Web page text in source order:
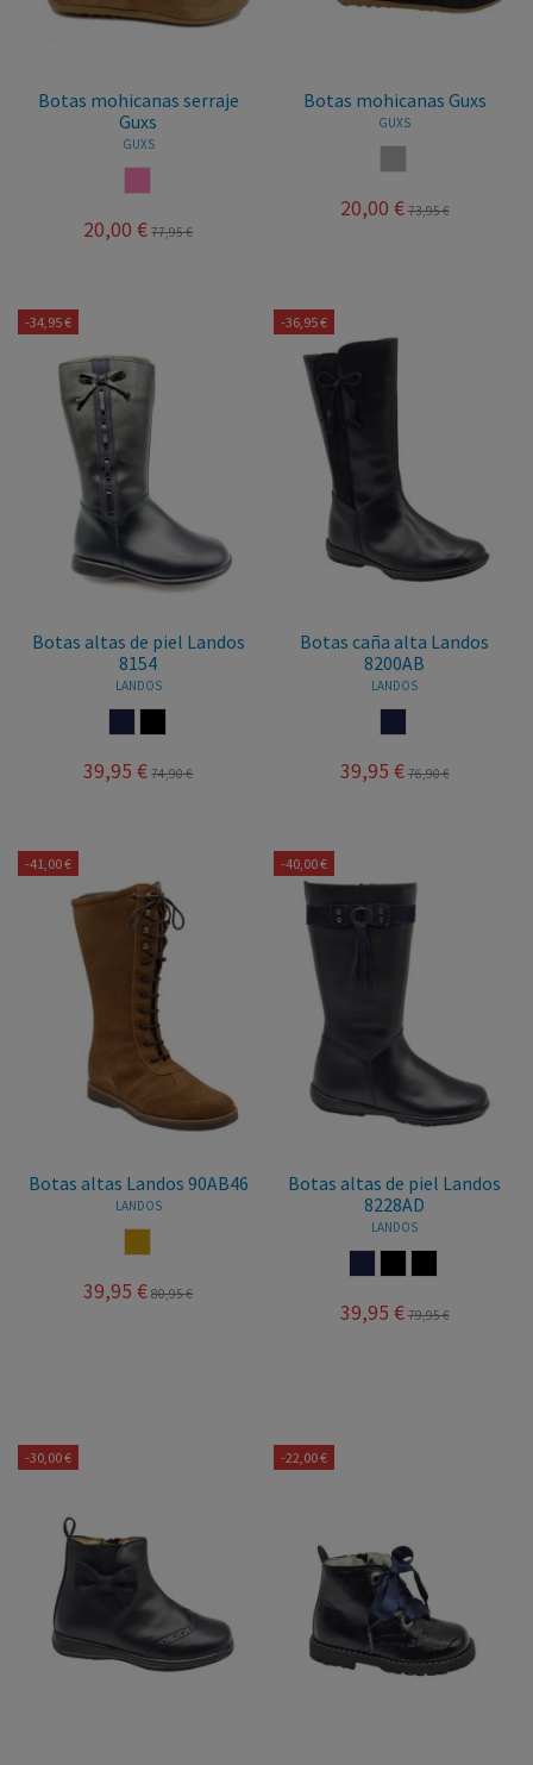
Botas mohicanas serraje
Guxs
GUXS
20,00 € 77,95 €
Botas mohicanas Guxs
GUXS
20,00 € 73,95 €
-34,95 €
Botas altas de piel Landos
8154
LANDOS
39,95 € 74,90 €
-36,95 €
Botas caña alta Landos
8200AB
LANDOS
39,95 € 76,90 €
-41,00 €
Botas altas Landos 90AB46
LANDOS
39,95 € 80,95 €
-40,00 €
Botas altas de piel Landos
8228AD
LANDOS
39,95 € 79,95 €
-30,00 € -22,00 €